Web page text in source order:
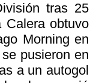
tras 25
Calera obtuvo
Morning en
pusieron en
a un autogol